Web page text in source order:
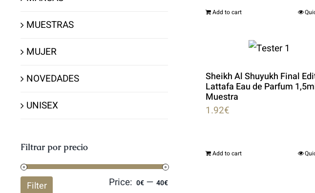
Add to cart
Sheikh Al Shuyukh Final
Lattafa Eau de Parfum
Muestra
1.92€
Add to cart
MUESTRAS
MUJER
NOVEDADES
UNISEX
Filtrar por precio
Min
Max
Filter Price: 0€ —40€